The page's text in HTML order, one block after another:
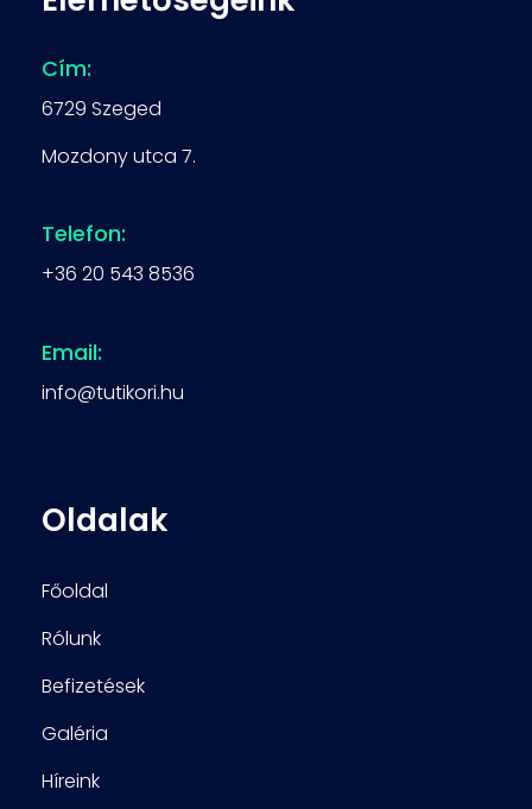
Cím:
6729 Szeged
Mozdony utca 7.
Telefon:
+36 20 543 8536
Email:
info@tutikori.hu
Oldalak
Főoldal
Rólunk
Befizetések
Galéria
Híreink